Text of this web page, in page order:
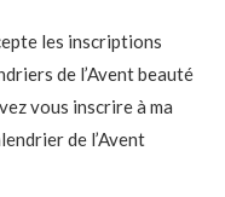
les inscriptions
de l’Avent beauté
vous inscrire à ma
de l’Avent